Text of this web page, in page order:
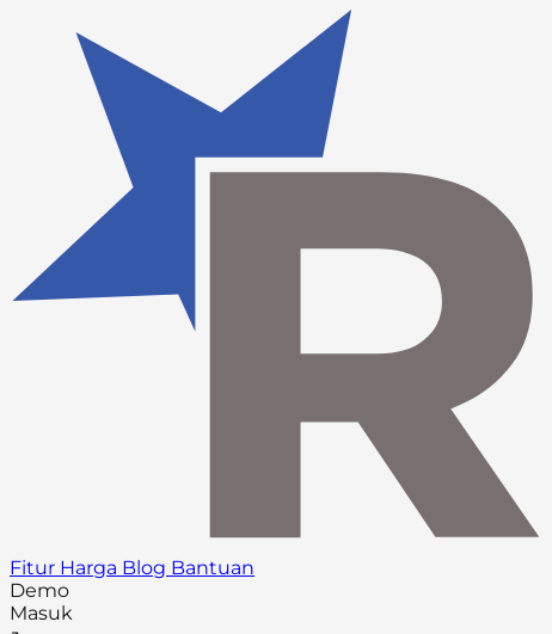
Fitur Harga Blog Bantuan
Demo
Masuk